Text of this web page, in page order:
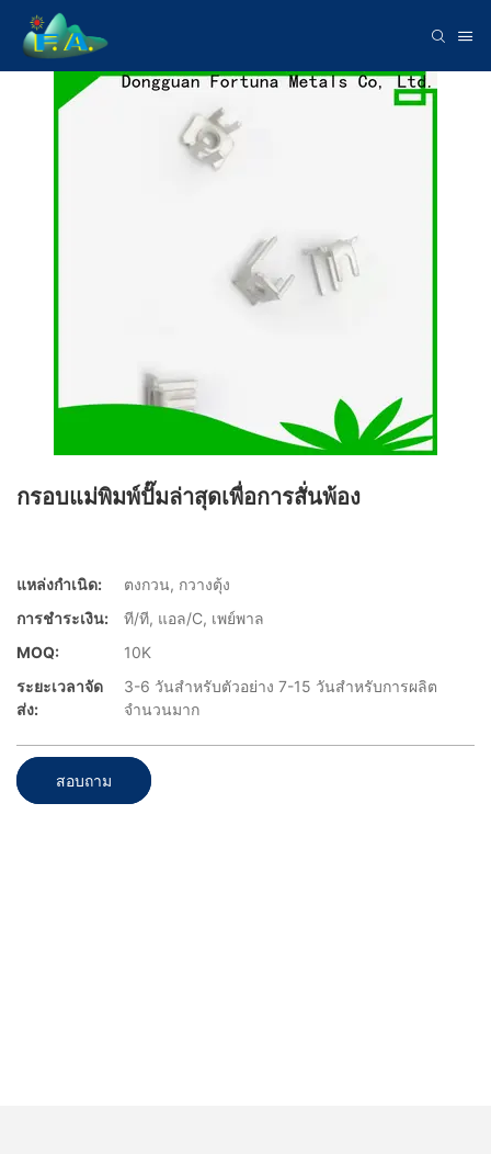
กรอบแม่พิมพ์ปั๊มล่าสุดเพื่อการสั่นพ้อง
แหล่งกำเนิด:
ตงกวน, กวางตุ้ง
การชำระเงิน:
ที/ที, แอล/C, เพย์พาล
MOQ:
10K
ระยะเวลาจัด
ส่ง:
3-6 วันสำหรับตัวอย่าง 7-15 วันสำหรับการผลิต
จำนวนมาก
สอบถาม